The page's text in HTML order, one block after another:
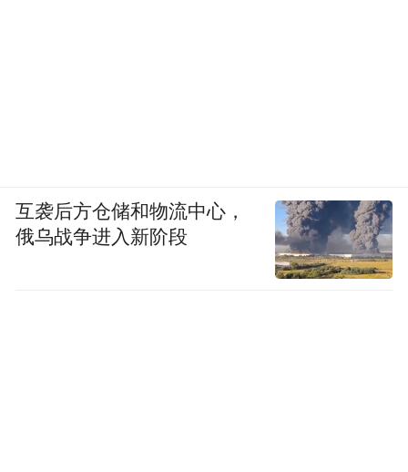
互袭后方仓储和物流中心，
俄乌战争进入新阶段